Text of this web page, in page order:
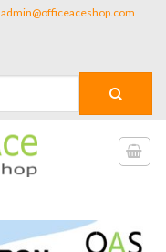
admin@officeaceshop.com